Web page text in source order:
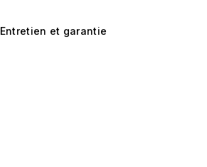
Entretien et garantie